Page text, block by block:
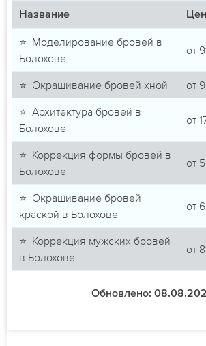
Название
⭐ Моделирование бровей в
Болохове
от
⭐ Окрашивание бровей хной от
⭐ Архитектура бровей в
Болохове
от
⭐ Коррекция формы бровей в
Болохове
от
⭐ Окрашивание бровей
краской в Болохове
от
⭐ Коррекция мужских бровей
в Болохове
от
Обновлено: